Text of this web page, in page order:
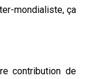
mondialiste, ça
contribution de